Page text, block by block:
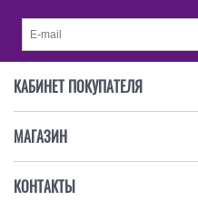
КАБИНЕТ ПОКУПАТЕЛЯ
МАГАЗИН
КОНТАКТЫ